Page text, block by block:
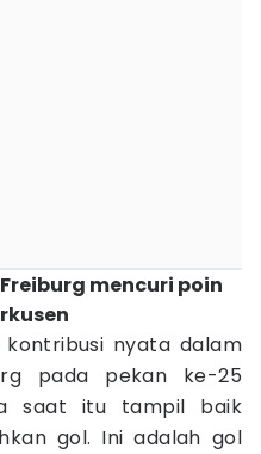
mencuri poin
kontribusi nyata dalam
pada pekan ke-25
saat itu tampil baik
gol. Ini adalah gol